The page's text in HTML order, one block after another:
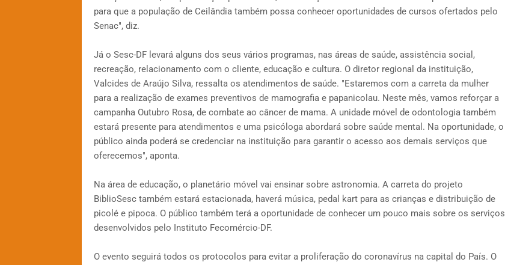
para que a população de Ceilândia também possa conhecer oportunidades de cursos ofertados pelo
Senac", diz.
Já o Sesc-DF levará alguns dos seus vários programas, nas áreas de saúde, assistência social,
recreação, relacionamento com o cliente, educação e cultura. O diretor regional da instituição,
Valcides de Araújo Silva, ressalta os atendimentos de saúde. "Estaremos com a carreta da mulher
para a realização de exames preventivos de mamografia e papanicolau. Neste mês, vamos reforçar a
campanha Outubro Rosa, de combate ao câncer de mama. A unidade móvel de odontologia também
estará presente para atendimentos e uma psicóloga abordará sobre saúde mental. Na oportunidade, o
público ainda poderá se credenciar na instituição para garantir o acesso aos demais serviços que
oferecemos", aponta.
Na área de educação, o planetário móvel vai ensinar sobre astronomia. A carreta do projeto
BiblioSesc também estará estacionada, haverá música, pedal kart para as crianças e distribuição de
picolé e pipoca. O público também terá a oportunidade de conhecer um pouco mais sobre os serviços
desenvolvidos pelo Instituto Fecomércio-DF.
O evento seguirá todos os protocolos para evitar a proliferação do coronavírus na capital do País. O